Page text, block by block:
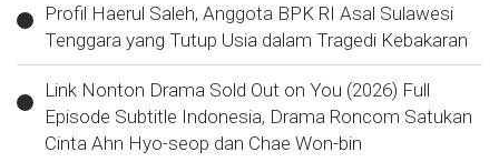
Profil Haerul Saleh, Anggota BPK RI Asal Sulawesi
Tenggara yang Tutup Usia dalam Tragedi Kebakaran
Link Nonton Drama Sold Out on You (2026) Full
Episode Subtitle Indonesia, Drama Roncom Satukan
Cinta Ahn Hyo-seop dan Chae Won-bin